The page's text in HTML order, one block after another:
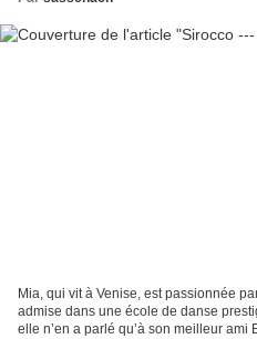
Mia, qui vit à Venise, est passionnée
admise dans une école de danse
elle n’en a parlé qu’à son meilleur ami